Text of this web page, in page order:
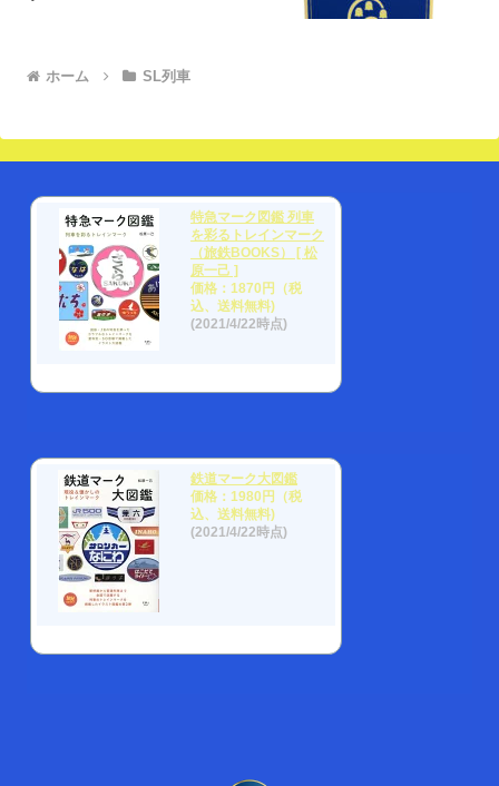
ホーム SL列車
特急マーク図鑑 列車
を彩るトレインマーク
（旅鉄BOOKS） [ 松
原一己 ]
価格：1870円（税
込、送料無料)
(2021/4/22時点)
鉄道マーク大図鑑
価格：1980円（税
込、送料無料)
(2021/4/22時点)